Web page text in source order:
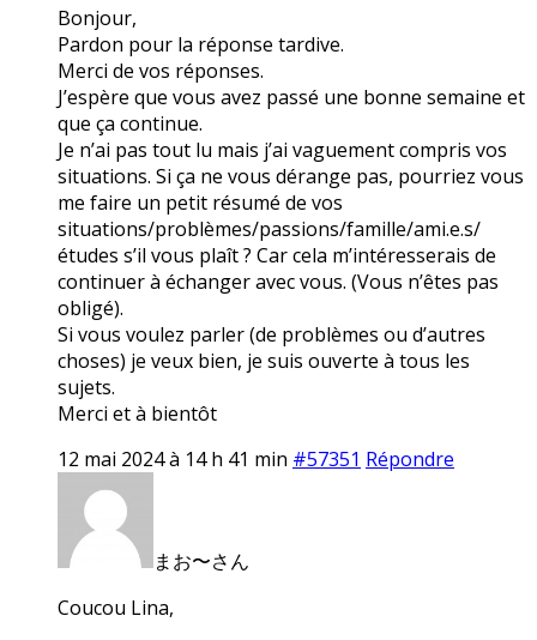
Bonjour,
Pardon pour la réponse tardive.
Merci de vos réponses.
J’espère que vous avez passé une bonne semaine et
que ça continue.
Je n’ai pas tout lu mais j’ai vaguement compris vos
situations. Si ça ne vous dérange pas, pourriez vous
me faire un petit résumé de vos
situations/problèmes/passions/famille/ami.e.s/
études s’il vous plaît ? Car cela m’intéresserais de
continuer à échanger avec vous. (Vous n’êtes pas
obligé).
Si vous voulez parler (de problèmes ou d’autres
choses) je veux bien, je suis ouverte à tous les
sujets.
Merci et à bientôt
12 mai 2024 à 14 h 41 min #57351 Répondre
まお〜さん
Coucou Lina,